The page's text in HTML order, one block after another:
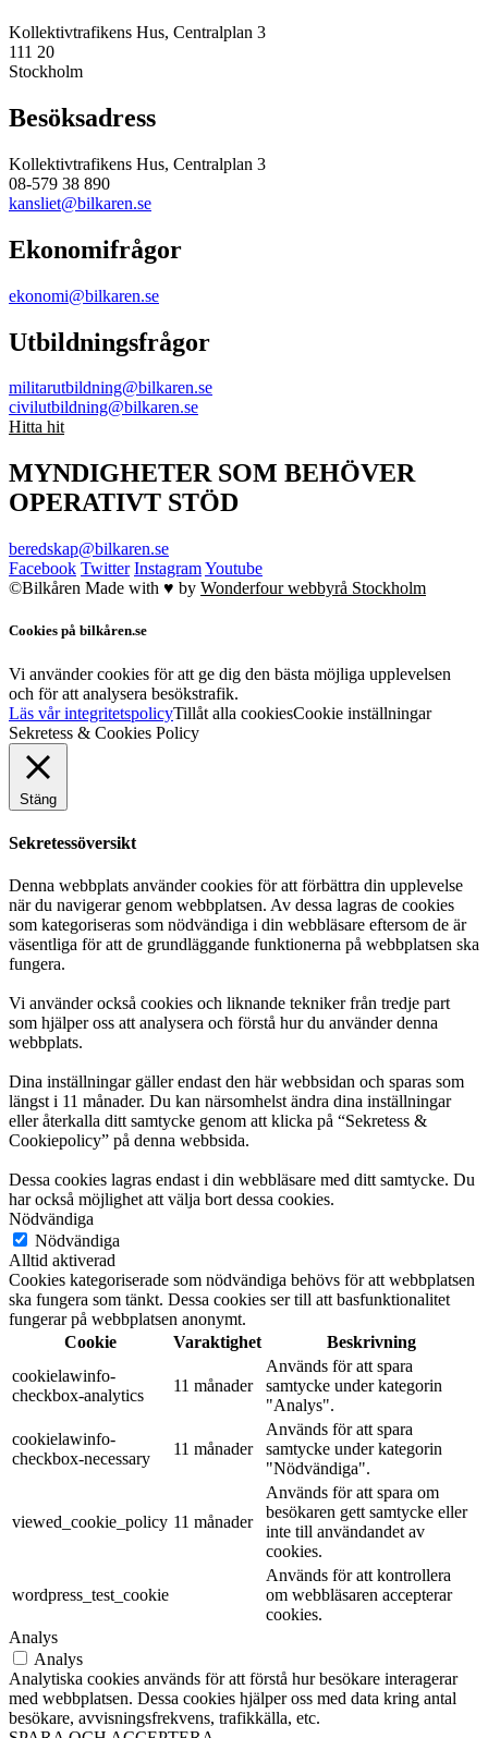
Kollektivtrafikens Hus, Centralplan 3
111 20
Stockholm
Besöksadress
Kollektivtrafikens Hus, Centralplan 3
08-579 38 890
kansliet@bilkaren.se
Ekonomifrågor
ekonomi@bilkaren.se
Utbildningsfrågor
militarutbildning@bilkaren.se
civilutbildning@bilkaren.se
Hitta hit
MYNDIGHETER SOM BEHÖVER
OPERATIVT STÖD
beredskap@bilkaren.se
Facebook Twitter InstagramYoutube
©Bilkåren Made with ♥ by Wonderfour webbyrå Stockholm
Cookies på bilkåren.se
Vi använder cookies för att ge dig den bästa möjliga upplevelsen
och för att analysera besökstrafik.
Läs vår integritetspolicyTillåt alla cookiesCookie inställningar
Sekretess & Cookies Policy
Stäng
Sekretessöversikt
Denna webbplats använder cookies för att förbättra din upplevelse
när du navigerar genom webbplatsen. Av dessa lagras de cookies
som kategoriseras som nödvändiga i din webbläsare eftersom de är
väsentliga för att de grundläggande funktionerna på webbplatsen ska
fungera.
Vi använder också cookies och liknande tekniker från tredje part
som hjälper oss att analysera och förstå hur du använder denna
webbplats.
Dina inställningar gäller endast den här webbsidan och sparas som
längst i 11 månader. Du kan närsomhelst ändra dina inställningar
eller återkalla ditt samtycke genom att klicka på “Sekretess &
Cookiepolicy” på denna webbsida.
Dessa cookies lagras endast i din webbläsare med ditt samtycke. Du
har också möjlighet att välja bort dessa cookies.
Nödvändiga
Nödvändiga
Alltid aktiverad
Cookies kategoriserade som nödvändiga behövs för att webbplatsen
ska fungera som tänkt. Dessa cookies ser till att basfunktionalitet
fungerar på webbplatsen anonymt.
Cookie
Varaktighet
Beskrivning
cookielawinfo-
checkbox-analytics
11 månader
Används för att spara
samtycke under kategorin
"Analys".
cookielawinfo-
checkbox-necessary
11 månader
Används för att spara
samtycke under kategorin
"Nödvändiga".
viewed_cookie_policy 11 månader
Används för att spara om
besökaren gett samtycke eller
inte till användandet av
cookies.
wordpress_test_cookie
Används för att kontrollera
om webbläsaren accepterar
cookies.
Analys
Analys
Analytiska cookies används för att förstå hur besökare interagerar
med webbplatsen. Dessa cookies hjälper oss med data kring antal
besökare, avvisningsfrekvens, trafikkälla, etc.